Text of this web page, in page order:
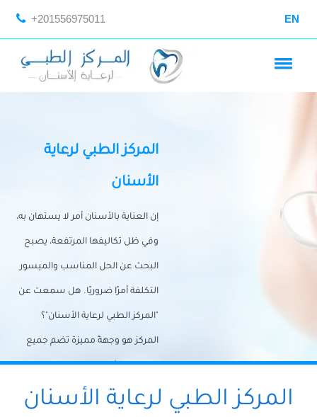
+201556975011 EN
المركز الطبي لرعاية
الأسنان
إن العناية بالأسنان أمر لا يستهان به،
وفي ظل تكاليفها المرتفعة، يصبح
البحث عن الحل المناسب والميسور
التكلفة أمرًا ضروريًا. هل سمعت عن
"المركز الطبي لرعاية الأسنان"؟
المركز هو وجهةً مميزة تضم جميع
احتياجات الأسنان تحت سقف واحد،
وتضمن لك حلاً شاملًا لجميع
المركز الطبي لرعاية الأسنان